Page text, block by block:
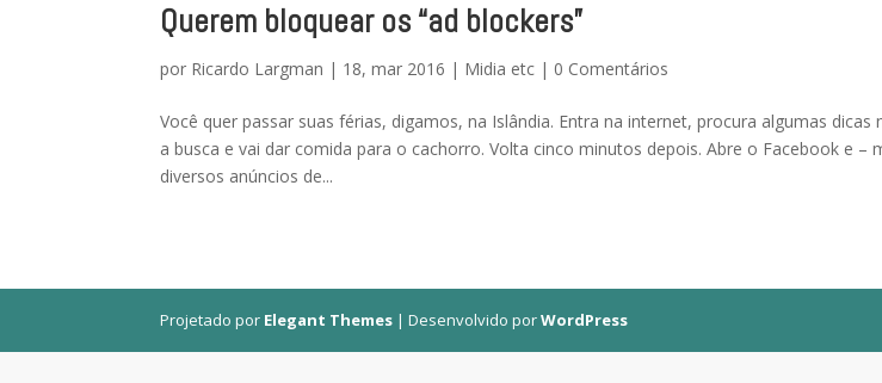
Querem bloquear os “ad blockers”
por Ricardo Largman | 18, mar 2016 | Midia etc | 0 Comentários
Você quer passar suas férias, digamos, na Islândia. Entra na internet, procura algumas
a busca e vai dar comida para o cachorro. Volta cinco minutos depois. Abre o Facebook e –
diversos anúncios de...
Projetado por Elegant Themes | Desenvolvido porWordPress